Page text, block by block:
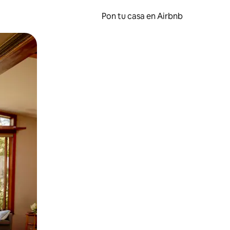
Pon tu casa en Airbnb
desliza el dedo.